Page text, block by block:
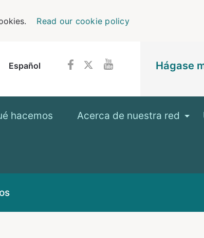
Español Hágase
hacemos Acerca de nuestra red
Read our cookie policy